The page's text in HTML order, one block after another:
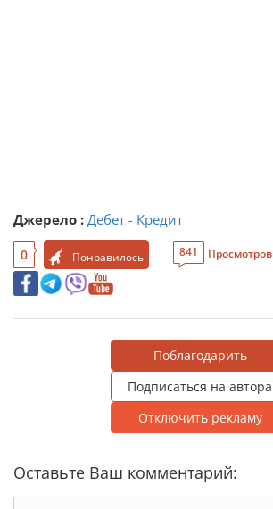
Джерело : Дебет - Кредит
0 Понравилось 841 Просмотров
Поблагодарить
Подписаться на автора
Отключить рекламу
Оставьте Ваш комментарий: